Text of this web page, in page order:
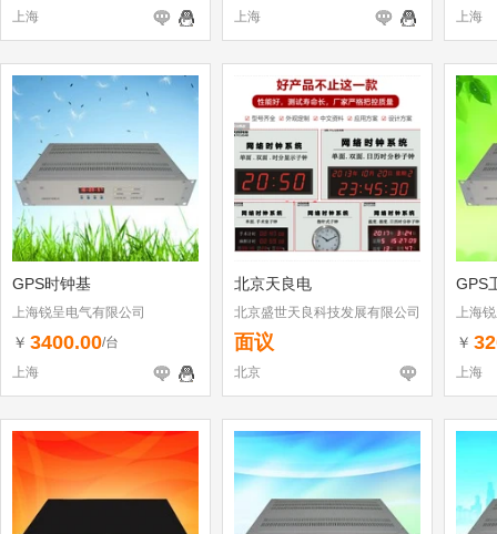
上海
上海
上海
GPS时钟基
上海锐呈电气有限公司
￥ 3400.00/台
上海
北京天良电
北京盛世天良科技发展有限公司
面议
北京
GPS
上海
￥
上海